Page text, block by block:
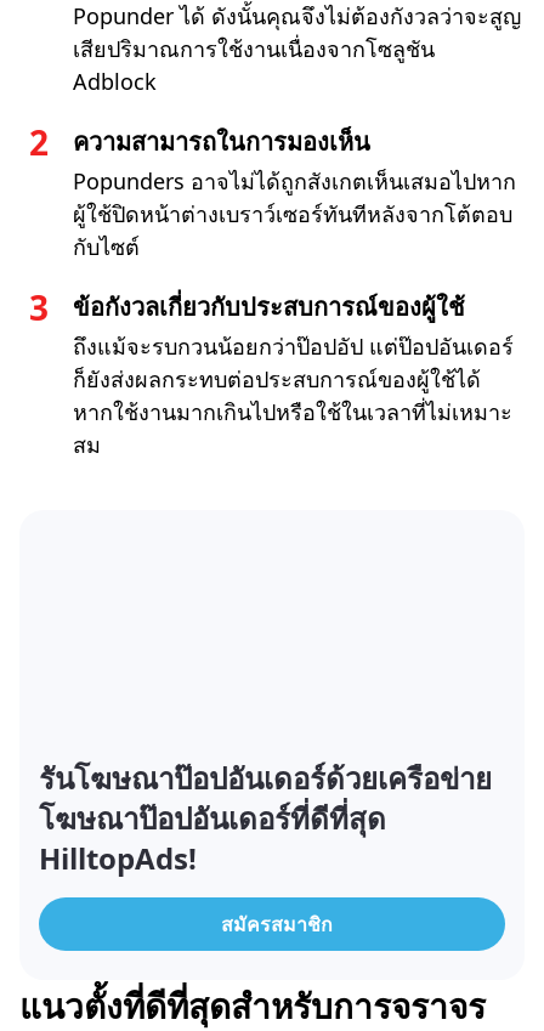
Popunder ได้ ดังนั้นคุณจึงไม่ต้องกังวลว่าจะสูญ
เสียปริมาณการใช้งานเนื่องจากโซลูชัน
Adblock
ความสามารถในการมองเห็น
Popunders อาจไม่ได้ถูกสังเกตเห็นเสมอไปหาก
ผู้ใช้ปิดหน้าต่างเบราว์เซอร์ทันทีหลังจากโต้ตอบ
กับไซต์
ข้อกังวลเกี่ยวกับประสบการณ์ของผู้ใช้
ถึงแม้จะรบกวนน้อยกว่าป๊อปอัป แต่ป๊อปอันเดอร์
ก็ยังส่งผลกระทบต่อประสบการณ์ของผู้ใช้ได้
หากใช้งานมากเกินไปหรือใช้ในเวลาที่ไม่เหมาะ
สม
รันโฆษณาป๊อปอันเดอร์ด้วยเครือข่าย
โฆษณาป๊อปอันเดอร์ที่ดีที่สุด
HilltopAds!
สมัครสมาชิก
แนวตั้งที่ดีที่สุดสำหรับการจราจร